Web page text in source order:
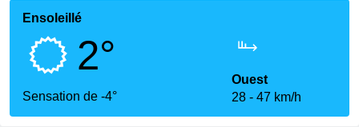
Ensoleillé
2°
Sensation de -4°
Ouest
28
47 km/h